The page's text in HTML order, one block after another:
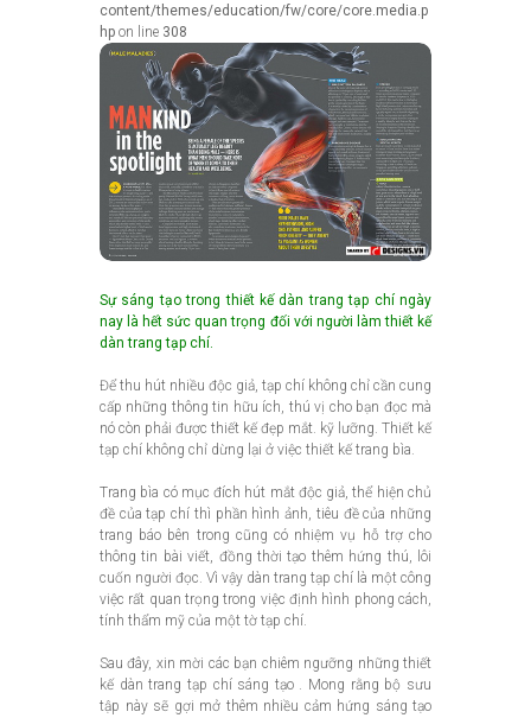
content/themes/education/fw/core/core.media.p
hp on line 308
Sự sáng tạo trong thiết kế dàn trang tạp chí ngày
nay là hết sức quan trọng đối với người làm thiết kế
dàn trang tạp chí.
Để thu hút nhiều độc giả, tạp chí không chỉ cần cung
cấp những thông tin hữu ích, thú vị cho bạn đọc mà
nó còn phải được thiết kế đẹp mắt. kỹ lưỡng. Thiết kế
tạp chí không chỉ dừng lại ở việc thiết kế trang bìa.
Trang bìa có mục đích hút mắt độc giả, thể hiện chủ
đề của tạp chí thì phần hình ảnh, tiêu đề của những
trang báo bên trong cũng có nhiệm vụ hỗ trợ cho
thông tin bài viết, đồng thời tạo thêm hứng thú, lôi
cuốn người đọc. Vì vậy dàn trang tạp chí là một công
việc rất quan trọng trong việc định hình phong cách,
tính thẩm mỹ của một tờ tạp chí.
Sau đây, xin mời các bạn chiêm ngưỡng những thiết
kế dàn trang tạp chí sáng tạo . Mong rằng bộ sưu
tập này sẽ gợi mở thêm nhiều cảm hứng sáng tạo